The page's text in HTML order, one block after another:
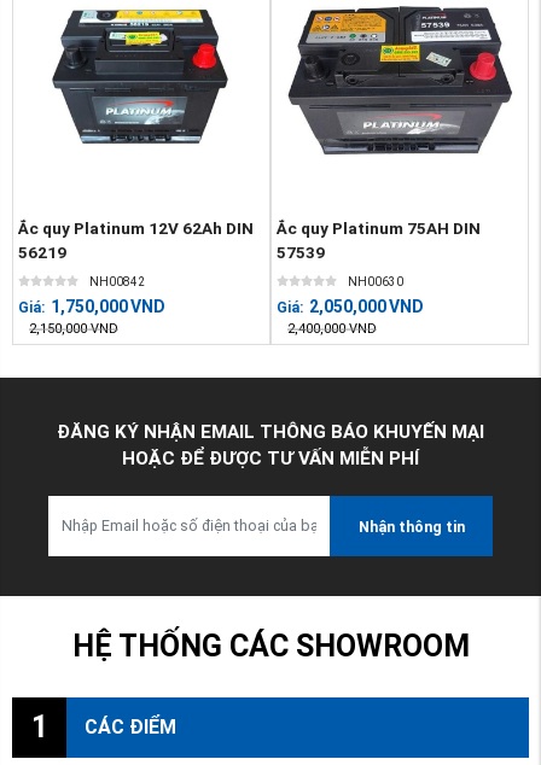
Ắc quy Platinum 12V 62Ah DIN
56219
NH00842
Giá: 1,750,000VND
2,150,000 VND
Ắc quy Platinum 75AH DIN
57539
NH00630
Giá: 2,050,000VND
2,400,000 VND
ĐĂNG KÝ NHẬN EMAIL THÔNG BÁO KHUYẾN MẠI
HOẶC ĐỂ ĐƯỢC TƯ VẤN MIỄN PHÍ
Nhận thông tin
HỆ THỐNG CÁC SHOWROOM
1 CÁC ĐIỂM